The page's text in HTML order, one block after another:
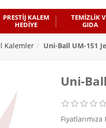
PRESTİJ KALEM
HEDİYE
TEMİZLİK
GIDA
Kalemler Uni-Ball UM-151
Uni-